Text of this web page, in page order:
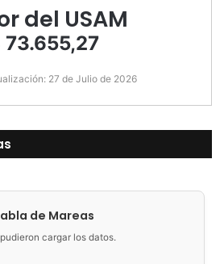
del USAM
73.655,27
27 de Julio de 2026
de Mareas
cargar los datos.